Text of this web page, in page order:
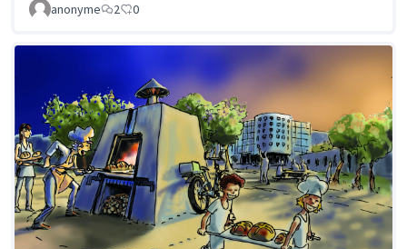
anonyme
2 0